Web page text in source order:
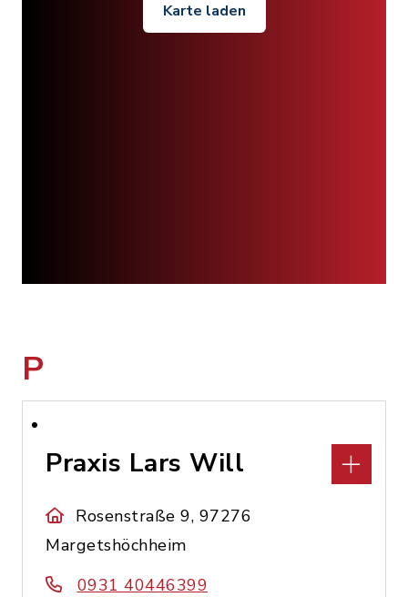
Karte laden
P
Praxis Lars Will
Rosenstraße 9, 97276
Margetshöchheim
0931 40446399